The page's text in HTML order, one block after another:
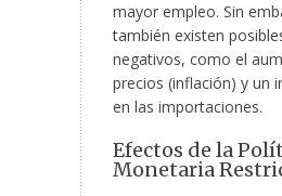
mayor empleo. Sin
también existen
negativos, como el
precios (inflación) y un
en las importaciones.
Efectos de la
Monetaria